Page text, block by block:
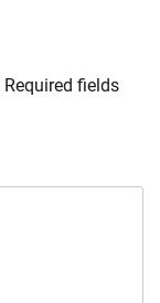
Required fields